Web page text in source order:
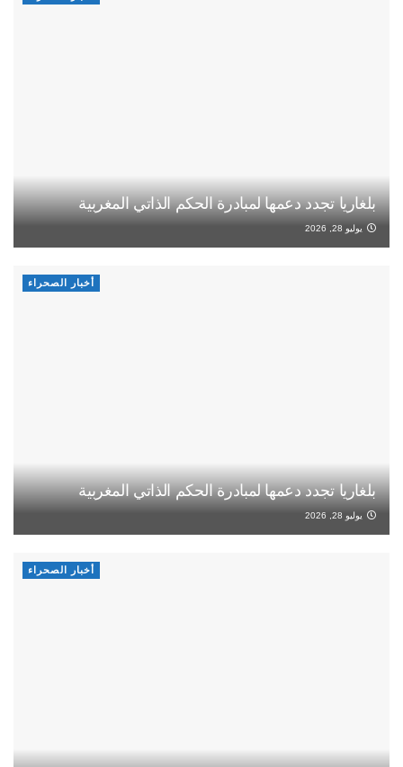
بلغاريا تجدد دعمها لمبادرة الحكم الذاتي المغربية
يوليو 28, 2026
أخبار الصحراء
بلغاريا تجدد دعمها لمبادرة الحكم الذاتي المغربية
يوليو 28, 2026
أخبار الصحراء